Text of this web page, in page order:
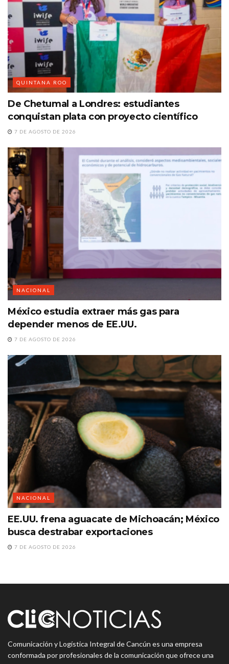
QUINTANA ROO
De Chetumal a Londres: estudiantes
conquistan plata con proyecto científico
7 DE AGOSTO DE 2026
NACIONAL
México estudia extraer más gas para
depender menos de EE.UU.
7 DE AGOSTO DE 2026
NACIONAL
EE.UU. frena aguacate de Michoacán; México
busca destrabar exportaciones
7 DE AGOSTO DE 2026
Comunicación y Logística Integral de Cancún es una empresa
conformada por profesionales de la comunicación que ofrece una